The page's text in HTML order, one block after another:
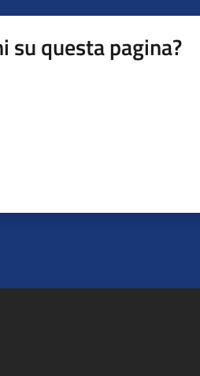
su questa pagina?